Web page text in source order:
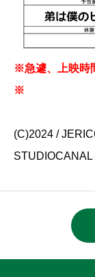
※急遽、上映時
※
(C)2024 /